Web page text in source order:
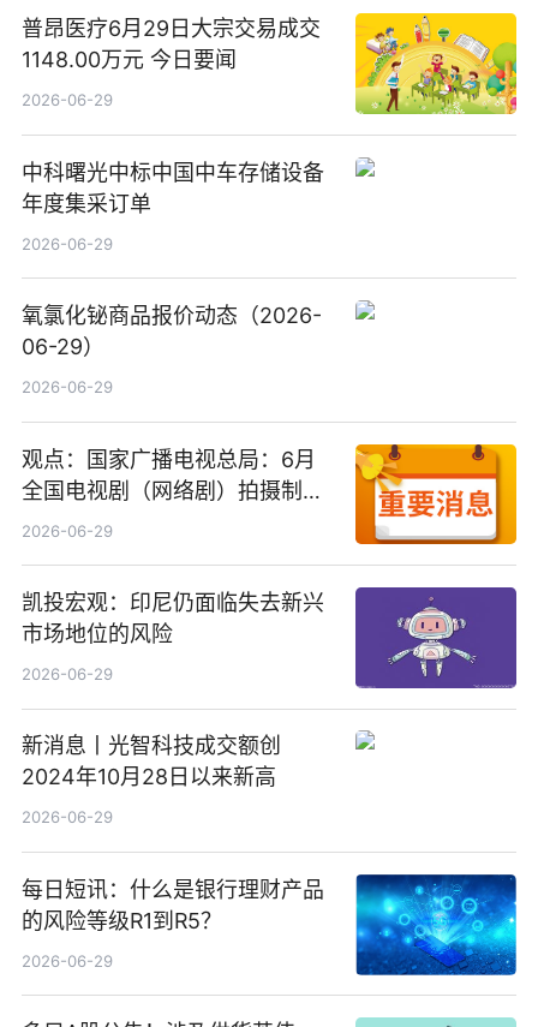
普昂医疗6月29日大宗交易成交
1148.00万元 今日要闻
2026-06-29
中科曙光中标中国中车存储设备
年度集采订单
2026-06-29
氧氯化铋商品报价动态（2026-
06-29）
2026-06-29
观点：国家广播电视总局：6月
全国电视剧（网络剧）拍摄制作
备案公示剧目197部
2026-06-29
凯投宏观：印尼仍面临失去新兴
市场地位的风险
2026-06-29
新消息丨光智科技成交额创
2024年10月28日以来新高
2026-06-29
每日短讯：什么是银行理财产品
的风险等级R1到R5？
2026-06-29